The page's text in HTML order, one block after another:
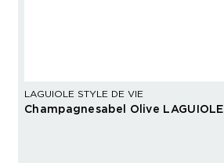
LAGUIOLE STYLE DE VIE
Champagnesabel Olive LAGUIOLE